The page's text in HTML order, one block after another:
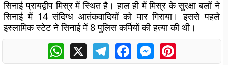
सिनाई प्रायद्वीप मिस्र में स्थित है। हाल ही में मिस्र के सुरक्षा बलों ने
सिनाई में 14 संदिग्ध आतंकवादियों को मार गिराया। इससे पहले
इस्लामिक स्टेट ने सिनाई में 8 पुलिस कर्मियों की हत्या की थी।
WhatsApp
X TelegramFacebookMessengerPinterest